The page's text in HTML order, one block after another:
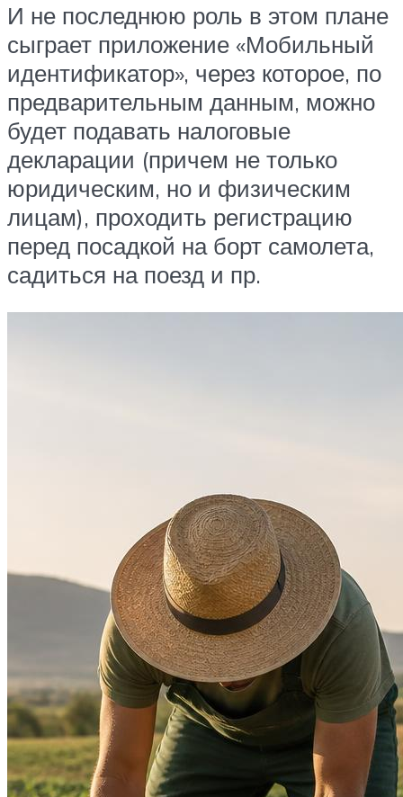
И не последнюю роль в этом плане
сыграет приложение «Мобильный
идентификатор», через которое, по
предварительным данным, можно
будет подавать налоговые
декларации (причем не только
юридическим, но и физическим
лицам), проходить регистрацию
перед посадкой на борт самолета,
садиться на поезд и пр.